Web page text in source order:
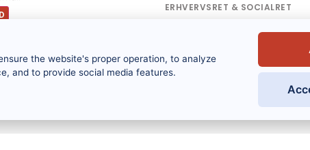
accepterer jeg, at de indtastede
oplysninger vil blive brugt som en del af
min anmodning og det kommercielle
ERHVERVSRET & SOCIALRET
the website's proper operation, to analyze
and to provide social media features.